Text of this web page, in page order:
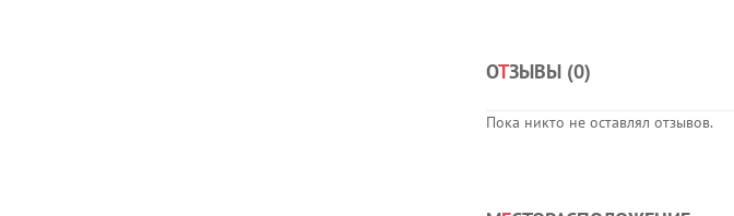
ОТЗЫВЫ (0)
Пока никто не оставлял отзывов.